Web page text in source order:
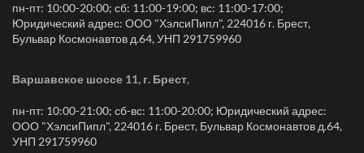
пн-пт: 10:00-20:00; сб: 11:00-19:00; вс: 11:00-17:00;
Юридический адрес: ООО "ХэлсиПипл", 224016 г. Брест,
Бульвар Космонавтов д.64, УНП 291759960
Варшавское шоссе 11, г. Брест,
пн-пт: 10:00-21:00; сб-вс: 11:00-20:00; Юридический адрес:
ООО "ХэлсиПипл", 224016 г. Брест, Бульвар Космонавтов д.64,
УНП 291759960